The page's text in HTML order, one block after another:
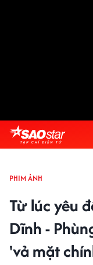
PHIM ẢNH
Từ lúc yêu
Dĩnh -
'vả mặt